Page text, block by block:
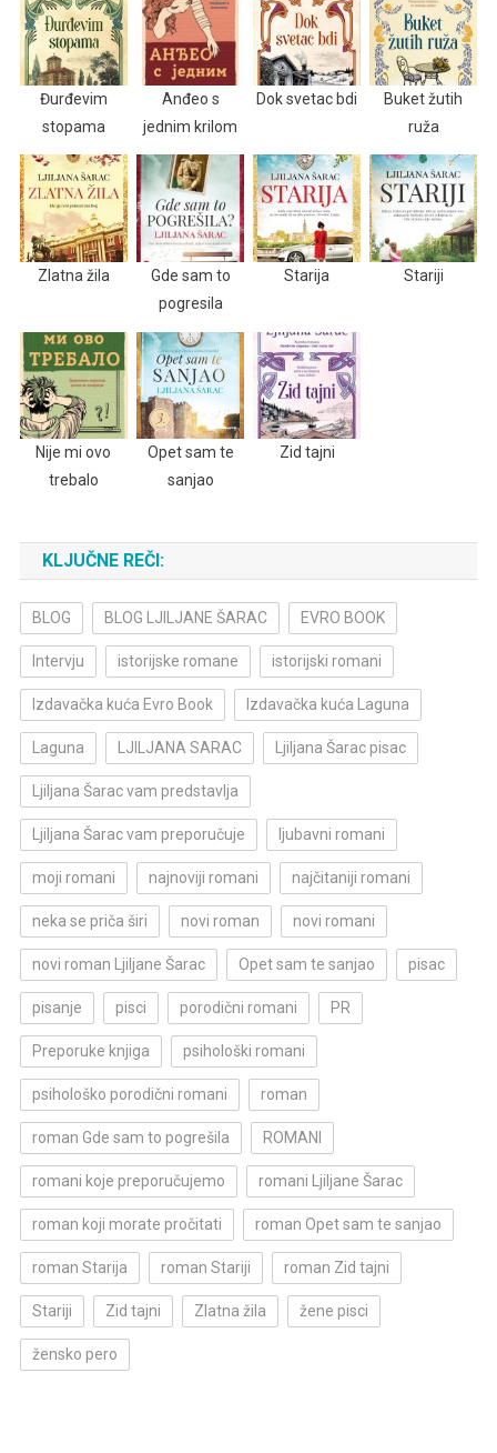
Đurđevim
stopama
Anđeo s
jednim krilom
Dok svetac bdi
Buket žutih
ruža
Zlatna žila
Gde sam to
pogresila
Starija Stariji
Nije mi ovo
trebalo
Opet sam te
sanjao
Zid tajni
KLJUČNE REČI:
BLOG BLOG LJILJANE ŠARAC EVRO BOOK
Intervju istorijske romane istorijski romani
Izdavačka kuća Evro Book Izdavačka kuća Laguna
Laguna LJILJANA SARAC Ljiljana Šarac pisac
Ljiljana Šarac vam predstavlja
Ljiljana Šarac vam preporučuje ljubavni romani
moji romani najnoviji romani najčitaniji romani
neka se priča širi novi roman novi romani
novi roman Ljiljane Šarac Opet sam te sanjao pisac
pisanje pisci porodični romani PR
Preporuke knjiga psihološki romani
psihološko porodični romani roman
roman Gde sam to pogrešila ROMANI
romani koje preporučujemo romani Ljiljane Šarac
roman koji morate pročitati roman Opet sam te sanjao
roman Starija roman Stariji roman Zid tajni
Stariji Zid tajni Zlatna žila žene pisci
žensko pero